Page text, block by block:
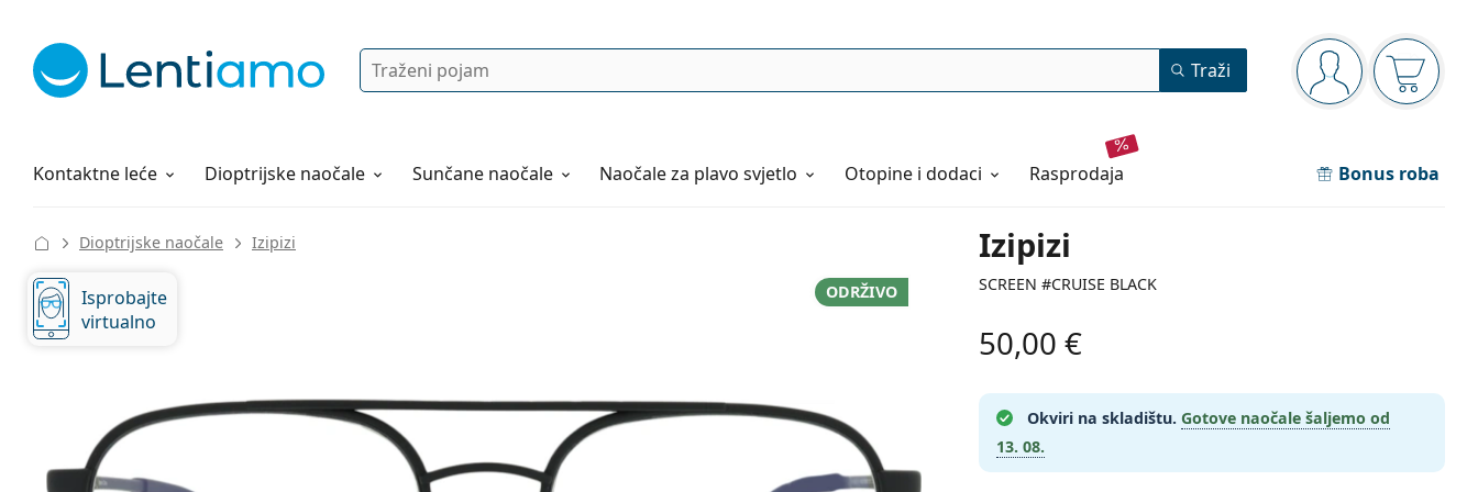
Navigacijska ploča
ste prijavljeni
Pretraga Traži
Kontaktne leće
Otopine za leće Dioptrijske naočale Sunčane naočale Naočaleza plavo svjetlo Otopine i dodaci rasprodaja Bonus roba
Sve o kupovini
Izipizi
SCREEN #CRUISE BLACK
Dioptrijske naočale Izipizi
ODRŽIVO
Isprobajte
virtualno
50,00 €
Okviri na skladištu. Gotove naočale šaljemo od
13. 08.